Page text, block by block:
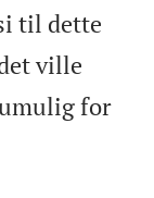
til dette
ville
for